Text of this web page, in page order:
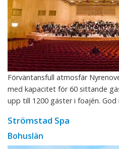
Förväntansfull atmosfär
med kapacitet för 60 sittande
upp till 1200 gäster i foajén. God
Strömstad Spa
Bohuslän